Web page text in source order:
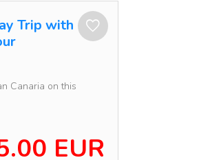
Trip with
Canaria on this
EUR